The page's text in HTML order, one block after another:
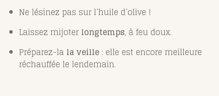
Ne lésinez pas sur l’huile d’olive !
Laissez mijoterlongtemps, à feu doux.
Préparez-la la veille : elle est encore meilleure
réchauffée le lendemain.